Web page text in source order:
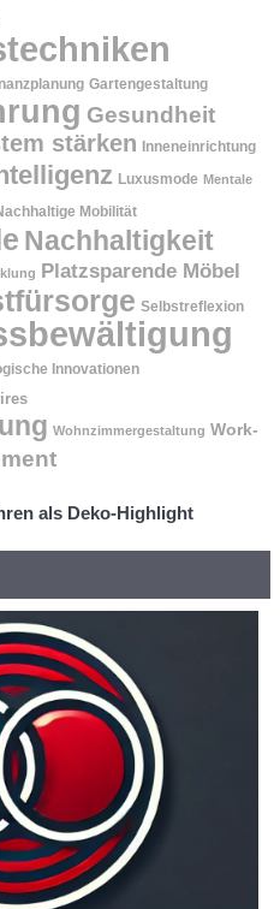
Gartengestaltung
Gesundheit
stärken Inneneinrichtung
Luxusmode Mentale
Mobilität
Nachhaltigkeit
Platzsparende Möbel
Selbstreflexion
Innovationen
Wohnzimmergestaltung Work-
als Deko-Highlight